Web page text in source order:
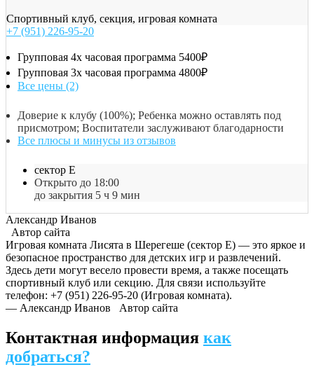
Спортивный клуб, секция, игровая комната
+7 (951) 226-95-20
Групповая 4х часовая программа 5400₽
Групповая 3х часовая программа 4800₽
Все цены (2)
Доверие к клубу (100%); Ребенка можно оставлять под
присмотром; Воспитатели заслуживают благодарности
Все плюсы и минусы из отзывов
сектор Е
Открыто до 18:00
до закрытия 5 ч 9 мин
Александр Иванов
Автор сайта
Игровая комната Лисята в Шерегеше (сектор Е) — это яркое и
безопасное пространство для детских игр и развлечений.
Здесь дети могут весело провести время, а также посещать
спортивный клуб или секцию. Для связи используйте
телефон: +7 (951) 226-95-20 (Игровая комната).
— Александр Иванов Автор сайта
Контактная информация как
добраться?